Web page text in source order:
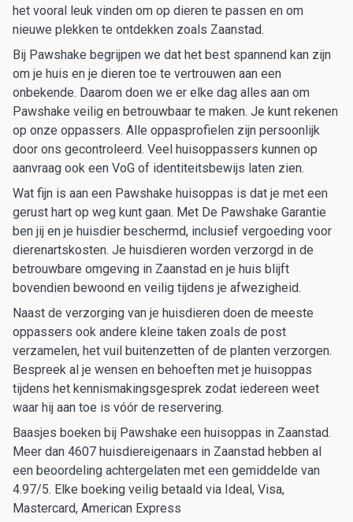
het vooral leuk vinden om op dieren te passen en om
nieuwe plekken te ontdekken zoals Zaanstad.
Bij Pawshake begrijpen we dat het best spannend kan zijn
om je huis en je dieren toe te vertrouwen aan een
onbekende. Daarom doen we er elke dag alles aan om
Pawshake veilig en betrouwbaar te maken. Je kunt rekenen
op onze oppassers. Alle oppasprofielen zijn persoonlijk
door ons gecontroleerd. Veel huisoppassers kunnen op
aanvraag ook een VoG of identiteitsbewijs laten zien.
Wat fijn is aan een Pawshake huisoppas is dat je met een
gerust hart op weg kunt gaan. Met De Pawshake Garantie
ben jij en je huisdier beschermd, inclusief vergoeding voor
dierenartskosten. Je huisdieren worden verzorgd in de
betrouwbare omgeving in Zaanstad en je huis blijft
bovendien bewoond en veilig tijdens je afwezigheid.
Naast de verzorging van je huisdieren doen de meeste
oppassers ook andere kleine taken zoals de post
verzamelen, het vuil buitenzetten of de planten verzorgen.
Bespreek al je wensen en behoeften met je huisoppas
tijdens het kennismakingsgesprek zodat iedereen weet
waar hij aan toe is vóór de reservering.
Baasjes boeken bij Pawshake een huisoppas in Zaanstad.
Meer dan 4607 huisdiereigenaars in Zaanstad hebben al
een beoordeling achtergelaten met een gemiddelde van
4.97/5. Elke boeking veilig betaald via Ideal, Visa,
Mastercard, American Express